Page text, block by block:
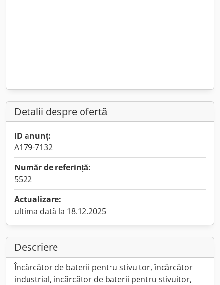
Detalii despre ofertă
ID anunț:
A179-7132
Număr de referință:
5522
Actualizare:
ultima dată la 18.12.2025
Descriere
Încărcător de baterii pentru stivuitor, încărcător
industrial, încărcător de baterii pentru stivuitor,